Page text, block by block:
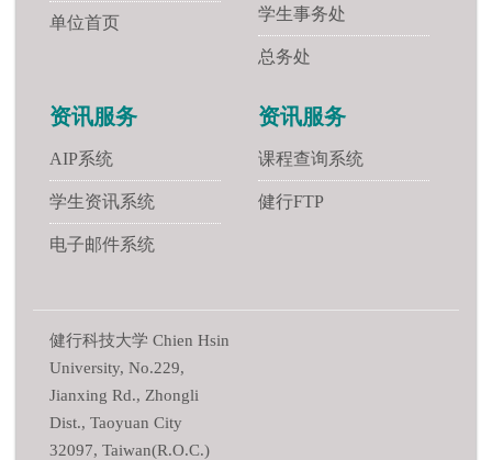
单位首页 学生事务处
总务处
资讯服务
AIP系统
学生资讯系统
电子邮件系统
资讯服务
课程查询系统
健行FTP
健行科技大学 Chien Hsin
University, No.229,
Jianxing Rd., Zhongli
Dist., Taoyuan City
32097, Taiwan(R.O.C.)